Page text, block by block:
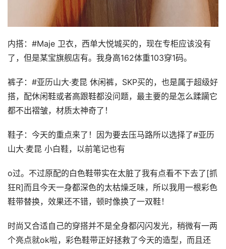
内搭：#Maje 卫衣，西单大悦城买的，现在专柜应该没有
了，但是某宝旗舰店有。我身高162体重103穿1码。
裤子：#亚历山大·麦昆 休闲裤，SKP买的，也是属于超级好
搭，配休闲鞋或者高跟鞋都没问题，最主要的是怎么蹂躏它
都不出褶皱，材质太神奇了！
鞋子：今天的重点来了！因为要去压马路所以选择了#亚历
山大·麦昆 小白鞋，以前笔记也有
o过。不过原配的白色鞋带实在太脏了我有点看不下去了[抓
狂R]而且今天一身都深色的太枯燥乏味，所以我用一根彩色
鞋带替换，效果还不错，顿时像换了一双鞋！
时尚又合适自己的穿搭并不是全身都闪闪发光，稍微有一两
个亮点就ok啦，彩色鞋带正好拯救了今天的造型，而且还